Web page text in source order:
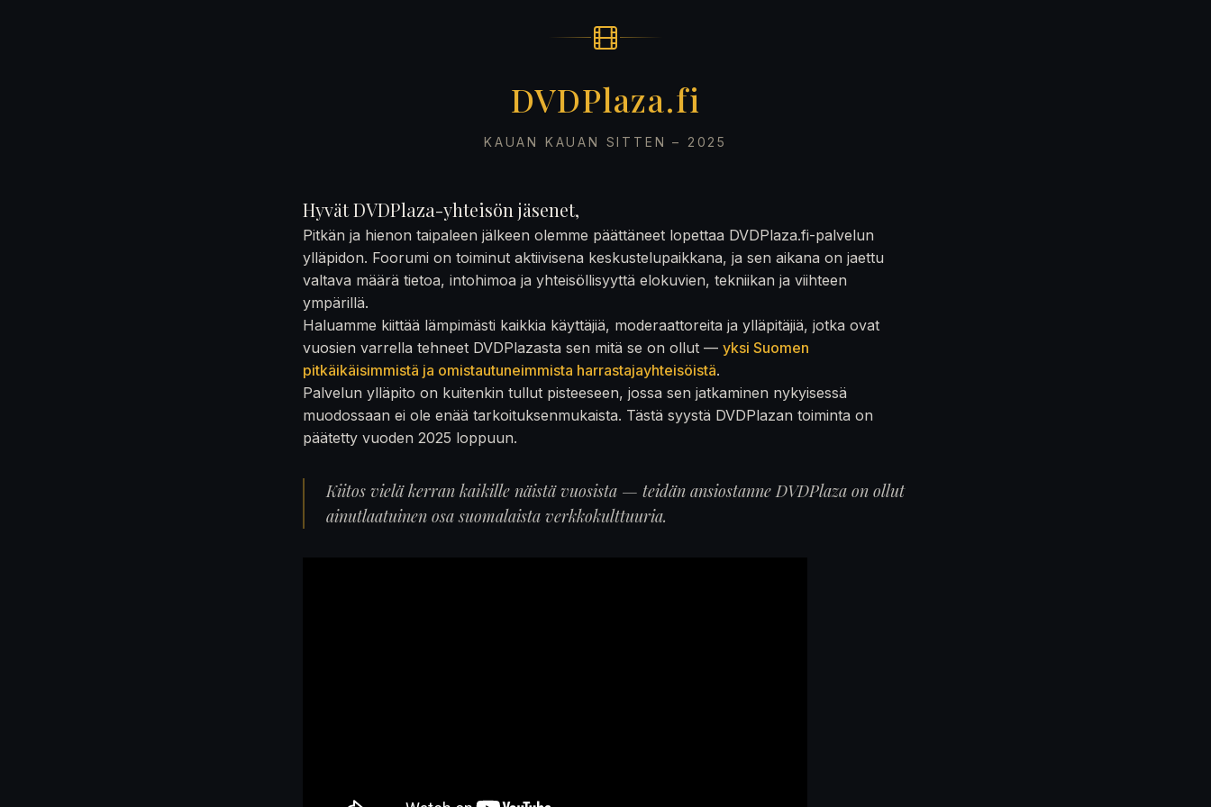
DVDPlaza.fi
KAUAN KAUAN SITTEN – 2025
Hyvät DVDPlaza-yhteisön jäsenet,
Pitkän ja hienon taipaleen jälkeen olemme päättäneet lopettaa DVDPlaza.fi-palvelun
ylläpidon. Foorumi on toiminut aktiivisena keskustelupaikkana, ja sen aikana on jaettu
valtava määrä tietoa, intohimoa ja yhteisöllisyyttä elokuvien, tekniikan ja viihteen
ympärillä.
Haluamme kiittää lämpimästi kaikkia käyttäjiä, moderaattoreita ja ylläpitäjiä, jotka ovat
vuosien varrella tehneet DVDPlazasta sen mitä se on ollut — yksi Suomen
pitkäikäisimmistä ja omistautuneimmista harrastajayhteisöistä.
Palvelun ylläpito on kuitenkin tullut pisteeseen, jossa sen jatkaminen nykyisessä
muodossaan ei ole enää tarkoituksenmukaista. Tästä syystä DVDPlazan toiminta on
päätetty vuoden 2025 loppuun.
Kiitos vielä kerran kaikille näistä vuosista — teidän ansiostanne DVDPlaza on ollut
ainutlaatuinen osa suomalaista verkkokulttuuria.